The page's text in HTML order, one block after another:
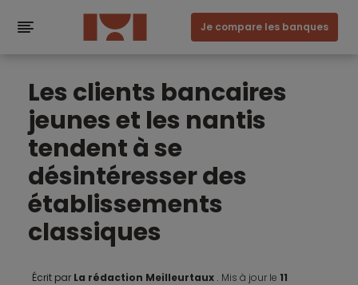
Je compare les banques
Les clients bancaires
jeunes et les nantis
tendent à se
désintéresser des
établissements
classiques
Écrit par La rédaction Meilleurtaux . Mis à jour le 11